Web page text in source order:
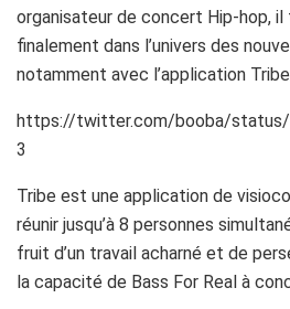
organisateur de concert Hip-hop, il
finalement dans l’univers des
notamment avec l’application
https://twitter.com/booba/status/
3
Tribe est une application de
réunir jusqu’à 8 personnes
fruit d’un travail acharné et de
la capacité de Bass For Real à